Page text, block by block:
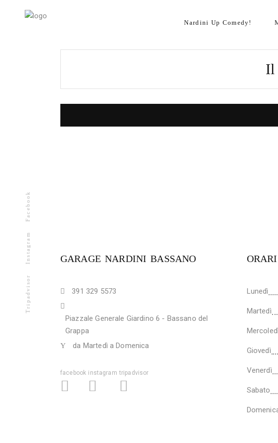
Nardini Up Comedy!
Tripadvisor
Instagram
Facebook
Il
GARAGE NARDINI BASSANO
391 329 5573
Piazzale Generale Giardino 6 - Bassano del
Grappa
da Martedì a Domenica
facebook instagram tripadvisor
Lunedì
Martedì
Mercoledì
Giovedì
Venerdì
Sabato